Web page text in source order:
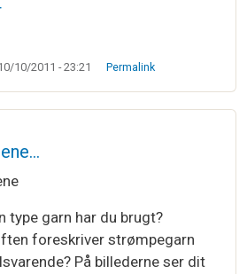
10/2011 - 23:21 Permalink
type garn har du brugt?
foreskriver strømpegarn
På billederne ser dit